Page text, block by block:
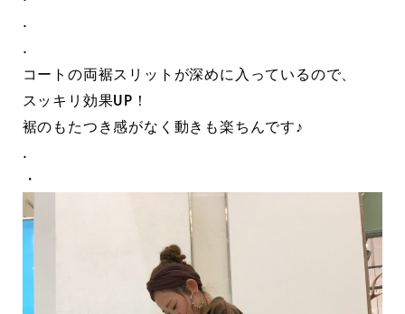
.
.
コートの両裾スリットが深めに入っているので、
スッキリ効果UP！
裾のもたつき感がなく動きも楽ちんです♪
.
・